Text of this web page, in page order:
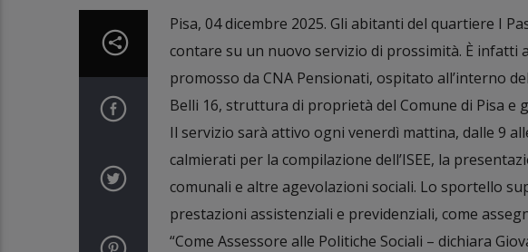
Pisa, 04 dicembre 2025. Gli abitanti del quartiere I
contare su un nuovo servizio di prossimità. È infatti
promosso da CNA Pensionati, ospitato all’interno
Belli 16, struttura di proprietà del Comune di Pisa e
Il servizio sarà attivo ogni venerdì mattina, dalle 9
calmierati per la compilazione dell’ISEE, la
comunali e altre agevolazioni sociali. Lo sportello
prestazioni assistenziali e previdenziali, come
“Come Assessore alle Politiche Sociali – dichiara